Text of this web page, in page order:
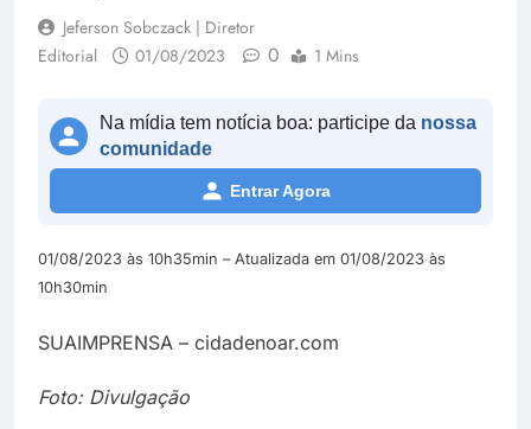
Jeferson Sobczack | Diretor
Editorial
01/08/2023 0 1 Mins
Na mídia tem notícia boa: participe da nossa
comunidade
Entrar Agora
01/08/2023 às 10h35min – Atualizada em 01/08/2023 às
10h30min
SUAIMPRENSA – cidadenoar.com
Foto: Divulgação